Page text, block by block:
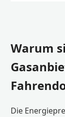
Warum
Die